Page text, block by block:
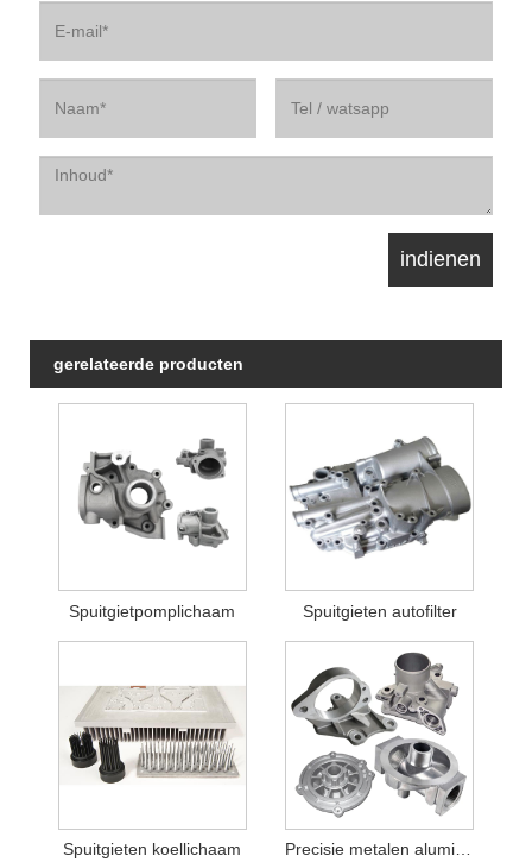
gerelateerde producten
Spuitgietpomplichaam Spuitgieten autofilter
Spuitgieten koellichaam Precisie metalen aluminium gegoten behuizing